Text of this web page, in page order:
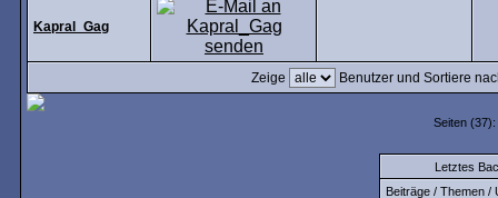
Kapral_Gag
Zeige Benutzer und Sortiere
Seiten (37):
Letztes
Beiträge / Themen /